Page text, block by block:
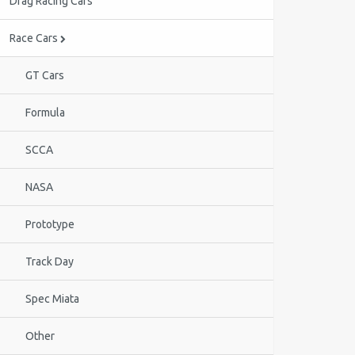
Race Cars
GT Cars
Formula
SCCA
NASA
Prototype
Track Day
Spec Miata
Other